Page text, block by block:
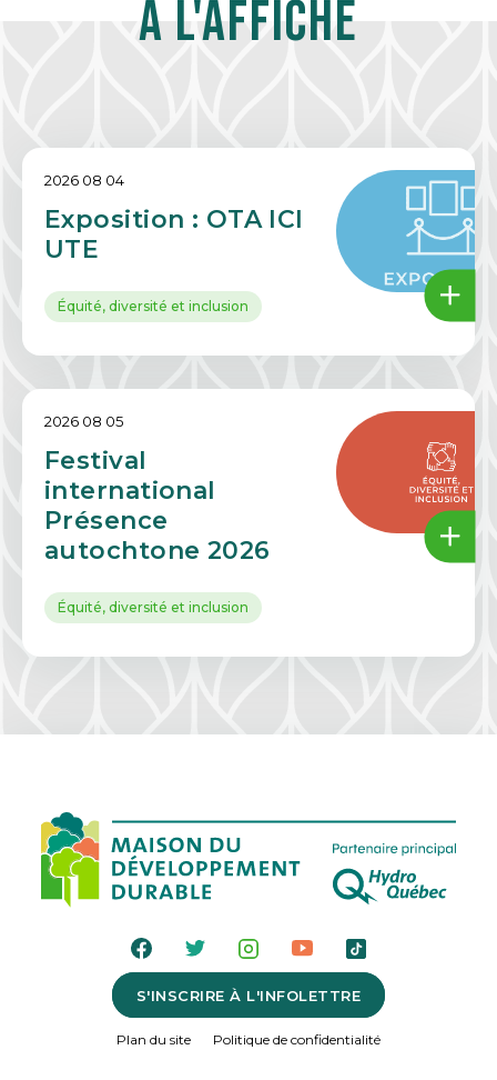
À l'affiche
2026 08 04
Exposition : OTA ICI
UTE
Équité, diversité et inclusion
2026 08 05
Festival
international
Présence
autochtone 2026
Équité, diversité et inclusion
S'INSCRIRE À L'INFOLETTRE
Plan du site Politique de confidentialité